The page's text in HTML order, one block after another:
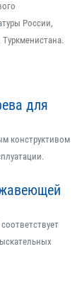
России,
Туркменистана.
для
конструктивом